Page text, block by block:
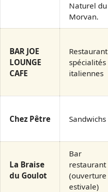
Naturel du
Morvan.
BAR JOE
LOUNGE
CAFE
Restaurant
spécialités
italiennes
Chez Pêtre Sandwichs
La Braise
du Goulot
Bar
restaurant
(ouverture
estivale)